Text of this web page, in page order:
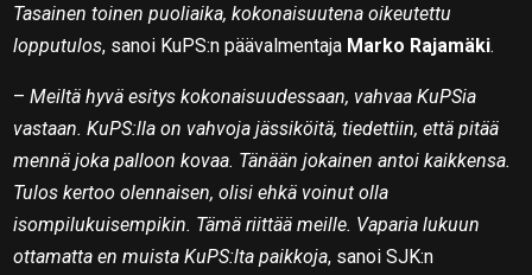
Tasainen toinen puoliaika, kokonaisuutena oikeutettu
lopputulos, sanoi KuPS:n päävalmentaja Marko Rajamäki.
–Meiltä hyvä esitys kokonaisuudessaan, vahvaa KuPSia
vastaan. KuPS:lla on vahvoja jässiköitä, tiedettiin, että pitää
mennä joka palloon kovaa. Tänään jokainen antoi kaikkensa.
Tulos kertoo olennaisen, olisi ehkä voinut olla
isompilukuisempikin. Tämä riittää meille. Vaparia lukuun
ottamatta en muista KuPS:lta paikkoja, sanoi SJK:n